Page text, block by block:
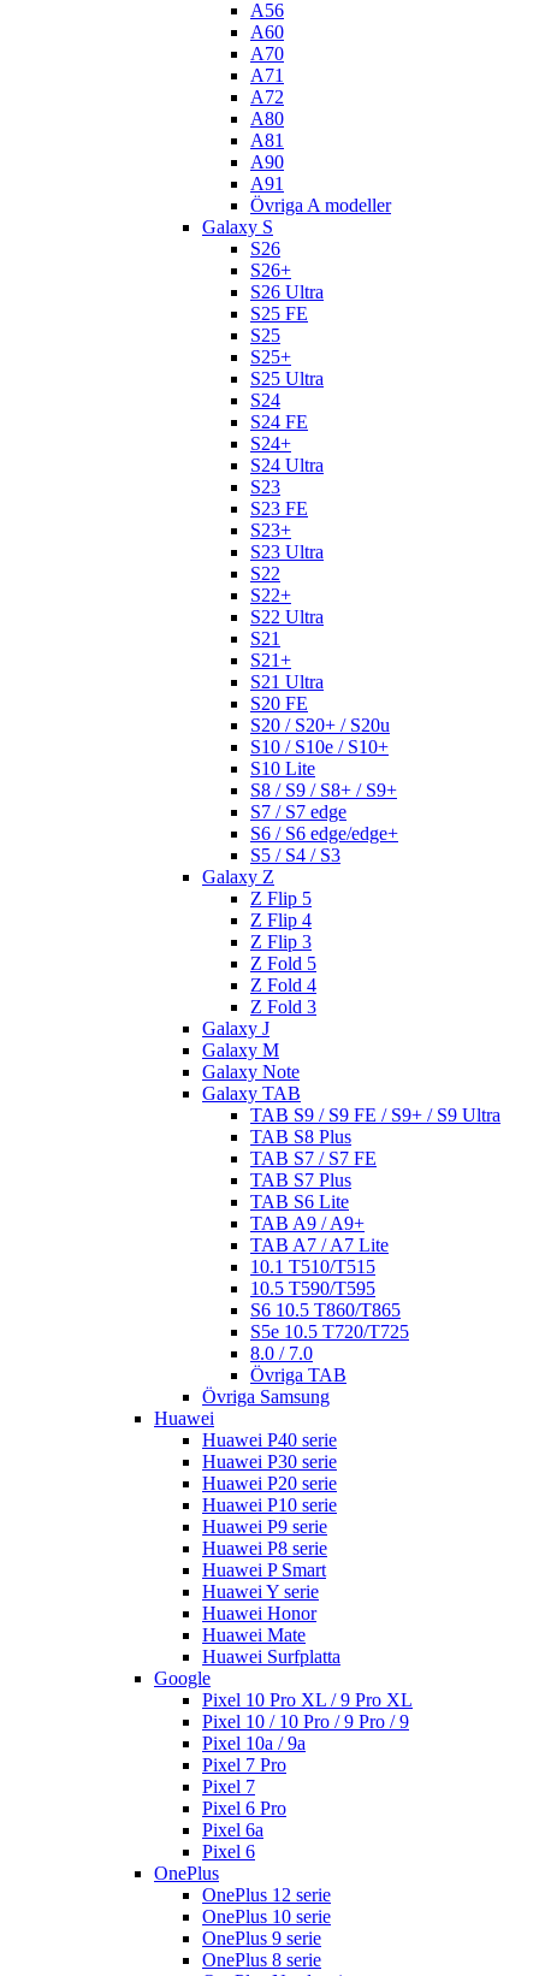
A56
A60
A70
A71
A72
A80
A81
A90
A91
Övriga A modeller
Galaxy S
S26
S26+
S26 Ultra
S25 FE
S25
S25+
S25 Ultra
S24
S24 FE
S24+
S24 Ultra
S23
S23 FE
S23+
S23 Ultra
S22
S22+
S22 Ultra
S21
S21+
S21 Ultra
S20 FE
S20 / S20+ / S20u
S10 / S10e / S10+
S10 Lite
S8 / S9 / S8+ / S9+
S7 / S7 edge
S6 / S6 edge/edge+
S5 / S4 / S3
Galaxy Z
Z Flip 5
Z Flip 4
Z Flip 3
Z Fold 5
Z Fold 4
Z Fold 3
Galaxy J
Galaxy M
Galaxy Note
Galaxy TAB
TAB S9 / S9 FE / S9+ / S9 Ultra
TAB S8 Plus
TAB S7 / S7 FE
TAB S7 Plus
TAB S6 Lite
TAB A9 / A9+
TAB A7 / A7 Lite
10.1 T510/T515
10.5 T590/T595
S6 10.5 T860/T865
S5e 10.5 T720/T725
8.0 / 7.0
Övriga TAB
Övriga Samsung
Huawei
Huawei P40 serie
Huawei P30 serie
Huawei P20 serie
Huawei P10 serie
Huawei P9 serie
Huawei P8 serie
Huawei P Smart
Huawei Y serie
Huawei Honor
Huawei Mate
Huawei Surfplatta
Google
Pixel 10 Pro XL / 9 Pro XL
Pixel 10 / 10 Pro / 9 Pro / 9
Pixel 10a / 9a
Pixel 7 Pro
Pixel 7
Pixel 6 Pro
Pixel 6a
Pixel 6
OnePlus
OnePlus 12 serie
OnePlus 10 serie
OnePlus 9 serie
OnePlus 8 serie